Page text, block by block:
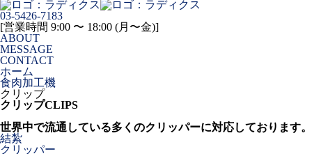
03-5426-7183
[営業時間 9:00 〜 18:00 (月〜金)]
ABOUT
MESSAGE
CONTACT
ホーム
食肉加工機
クリップ
クリップCLIPS
世界中で流通している多くのクリッパーに対応しております。
結紮
クリッパー